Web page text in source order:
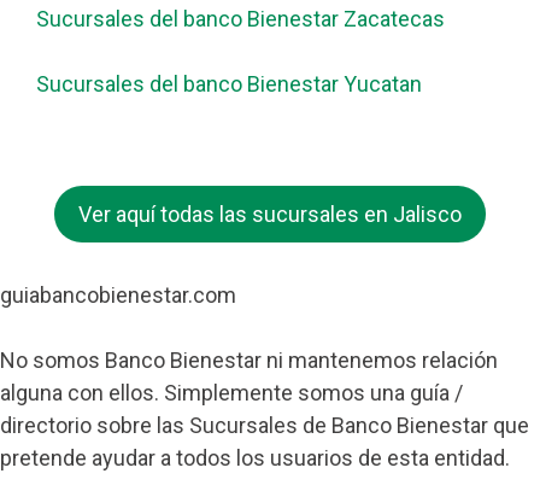
Sucursales del banco Bienestar Zacatecas
Sucursales del banco Bienestar Yucatan
Ver aquí todas las sucursales en Jalisco
guiabancobienestar.com
No somos Banco Bienestar ni mantenemos relación
alguna con ellos. Simplemente somos una guía /
directorio sobre las Sucursales de Banco Bienestar que
pretende ayudar a todos los usuarios de esta entidad.